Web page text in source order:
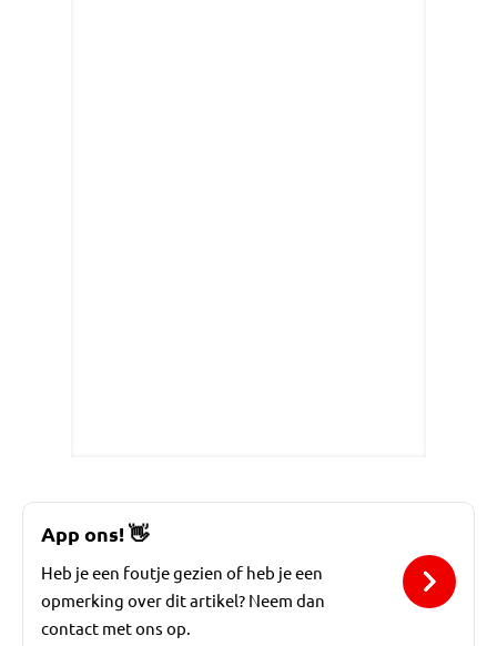
App ons!👋
Heb je een foutje gezien of heb je een
opmerking over dit artikel? Neem dan
contact met ons op.